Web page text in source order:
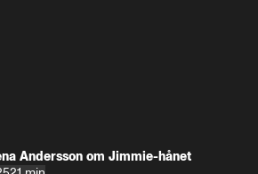
Andersson om Jimmie-hånet